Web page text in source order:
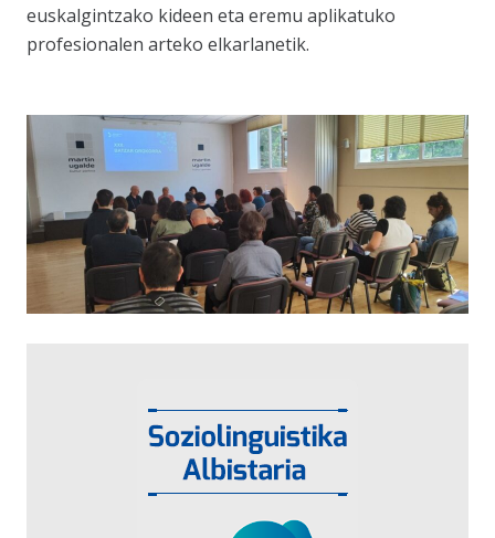
euskalgintzako kideen eta eremu aplikatuko
profesionalen arteko elkarlanetik.